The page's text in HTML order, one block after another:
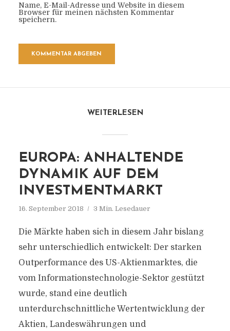
Name, E-Mail-Adresse und Website in diesem
Browser für meinen nächsten Kommentar
speichern.
WEITERLESEN
EUROPA: ANHALTENDE
DYNAMIK AUF DEM
INVESTMENTMARKT
16. September 2018 3 Min. Lesedauer
Die Märkte haben sich in diesem Jahr bislang
sehr unterschiedlich entwickelt: Der starken
Outperformance des US-Aktienmarktes, die
vom Informationstechnologie-Sektor gestützt
wurde, stand eine deutlich
unterdurchschnittliche Wertentwicklung der
Aktien, Landeswährungen und